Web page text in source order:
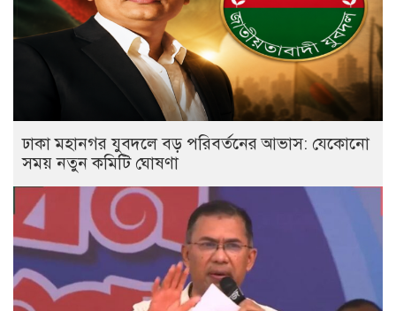
ঢাকা মহানগর যুবদলে বড় পরিবর্তনের আভাস: যেকোনো
সময় নতুন কমিটি ঘোষণা